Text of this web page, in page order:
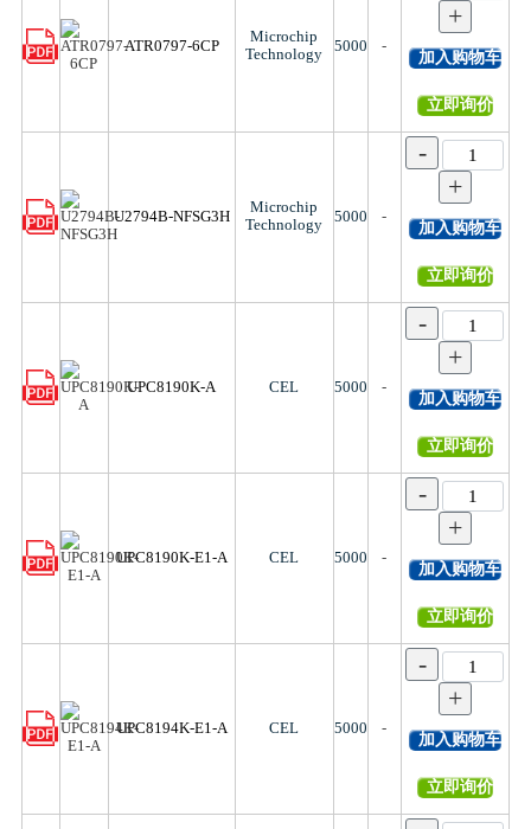
ATR0797-6CP
Microchip
Technology
5000 -
+
加入购物车
立即询价
U2794B-NFSG3H
Microchip
Technology
5000 -
-
+
加入购物车
立即询价
UPC8190K-A CEL 5000 -
-
+
加入购物车
立即询价
UPC8190K-E1-A CEL 5000 -
-
+
加入购物车
立即询价
UPC8194K-E1-A CEL 5000 -
-
+
加入购物车
立即询价